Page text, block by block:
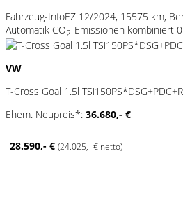
Fahrzeug-InfoEZ 12/2024, 15575 km,
Automatik CO2-Emissionen kombiniert
VW
T-Cross Goal 1.5l
Ehem. Neupreis*: 36.680,- €
28.590,- € (24.025,- € netto)